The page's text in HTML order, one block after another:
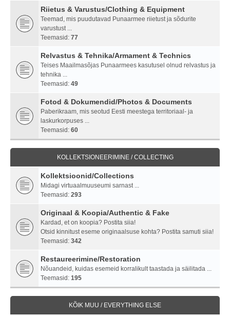
Riietus & Varustus/Clothing & Equipment
Teemad, mis puudutavad Punaarmee riietust ja sõdurite
varustust ...
Teemasid: 77
Relvastus & Tehnika/Armament & Technics
Teises Maailmasõjas Punaarmees kasutusel olnud relvastus ja
tehnika ...
Teemasid: 49
Fotod & Dokumendid/Photos & Documents
Paberikraam, mis seotud Eesti meestega territoriaal- ja
laskurkorpuses ...
Teemasid: 60
KOLLEKTSIONEERIMINE / COLLECTING
Kollektsioonid/Collections
Midagi virtuaalmuuseumi sarnast ...
Teemasid: 293
Originaal & Koopia/Authentic & Fake
Kardad, et on koopia? Postita siia!
Otsid kinnitust eseme originaalsuse kohta? Postita samuti siia!
Teemasid: 342
Restaureerimine/Restoration
Nõuandeid, kuidas esemeid korralikult taastada ja säilitada ...
Teemasid: 195
KÕIK MUU / EVERYTHING ELSE